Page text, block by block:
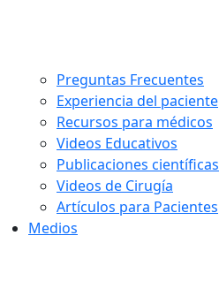
Preguntas Frecuentes
Experiencia del paciente
Recursos para médicos
Videos Educativos
Publicaciones científicas
Videos de Cirugía
Artículos para Pacientes
Medios